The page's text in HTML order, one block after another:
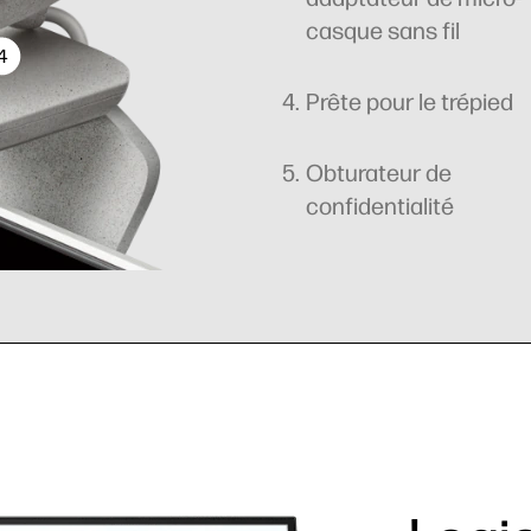
casque sans fil
Prête pour le trépied
Obturateur de
confidentialité
sans fil